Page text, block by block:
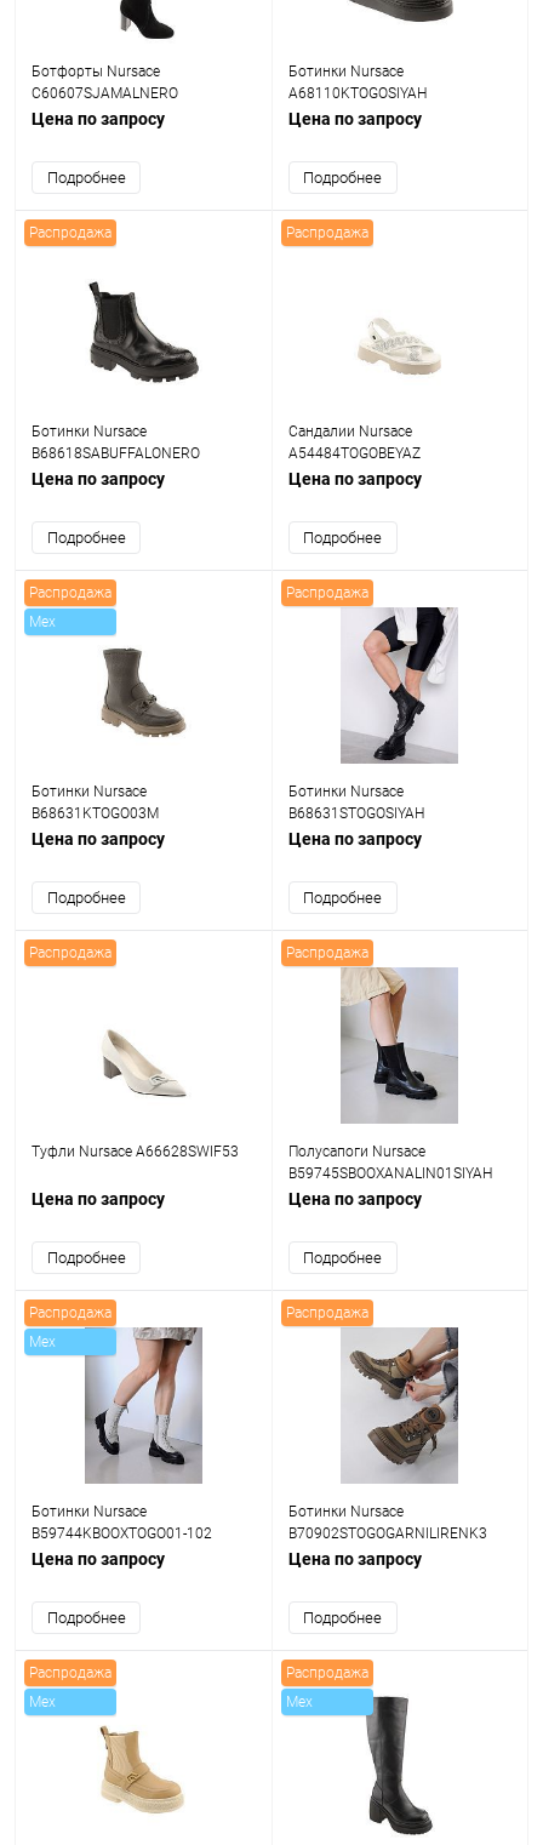
Ботфорты Nursace
C60607SJAMALNERO
Цена по запросу
Подробнее
Ботинки Nursace
A68110KTOGOSIYAH
Цена по запросу
Подробнее
Распродажа
Ботинки Nursace
B68618SABUFFALONERO
Цена по запросу
Подробнее
Распродажа
Сандалии Nursace
A54484TOGOBEYAZ
Цена по запросу
Подробнее
Распродажа
Mex
Ботинки Nursace
B68631KTOGO03M
Цена по запросу
Подробнее
Распродажа
Ботинки Nursace
B68631STOGOSIYAH
Цена по запросу
Подробнее
Распродажа
Туфли Nursace A66628SWIF53
Цена по запросу
Подробнее
Распродажа
Полусапоги Nursace
B59745SBOOXANALIN01SIYAH
Цена по запросу
Подробнее
Распродажа
Mex
Ботинки Nursace
B59744KBOOXTOGO01-102
Цена по запросу
Подробнее
Распродажа
Ботинки Nursace
B70902STOGOGARNILIRENK3
Цена по запросу
Подробнее
Распродажа
Mex
Распродажа
Mex